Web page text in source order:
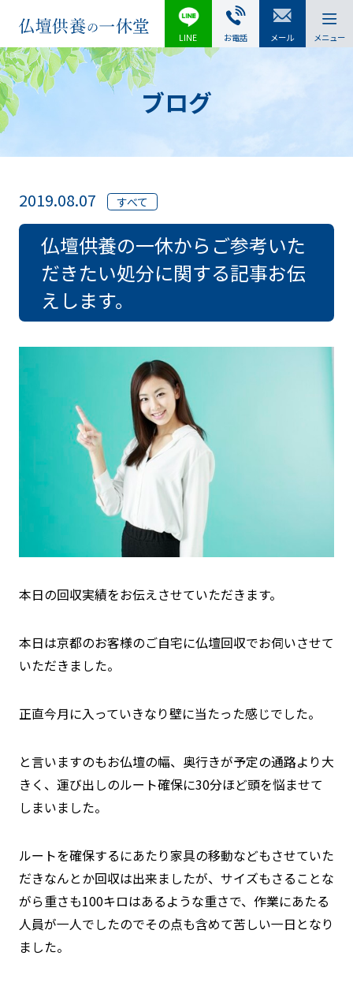
LINE お電話 メール メニュー
ブログ
2019.08.07 すべて
仏壇供養の一休からご参考いた
だきたい処分に関する記事お伝
えします。
本日の回収実績をお伝えさせていただきます。
本日は京都のお客様のご自宅に仏壇回収でお伺いさせて
いただきました。
正直今月に入っていきなり壁に当たった感じでした。
と言いますのもお仏壇の幅、奥行きが予定の通路より大
きく、運び出しのルート確保に30分ほど頭を悩ませて
しまいました。
ルートを確保するにあたり家具の移動などもさせていた
だきなんとか回収は出来ましたが、サイズもさることな
がら重さも100キロはあるような重さで、作業にあたる
人員が一人でしたのでその点も含めて苦しい一日となり
ました。